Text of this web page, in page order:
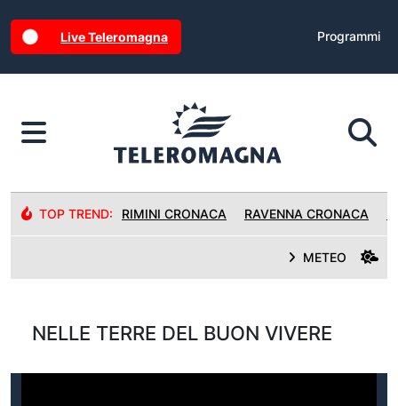
Live Teleromagna Programmi
TOP TREND: RIMINI CRONACA RAVENNA CRONACA
METEO
NELLE TERRE DEL BUON VIVERE